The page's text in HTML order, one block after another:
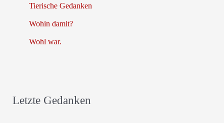
Tierische Gedanken
Wohin damit?
Wohl war.
Letzte Gedanken